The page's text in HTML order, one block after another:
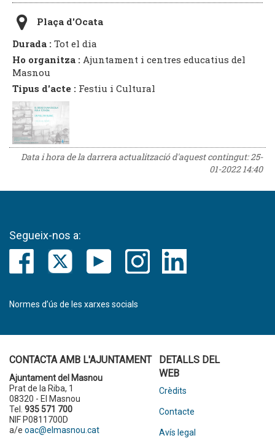
Plaça d'Ocata
Durada : Tot el dia
Ho organitza : Ajuntament i centres educatius del
Masnou
Tipus d'acte : Festiu i Cultural
Data i hora de la darrera actualització d'aquest contingut:25-
01-2022 14:40
Segueix-nos a:
Normes d’ús de les xarxes socials
CONTACTA AMB L'AJUNTAMENT
Ajuntament del Masnou
Prat de la Riba, 1
08320 - El Masnou
Tel. 935 571 700
NIF P0811700D
a/e oac@elmasnou.cat
DETALLS DEL
WEB
Crèdits
Contacte
Avís legal